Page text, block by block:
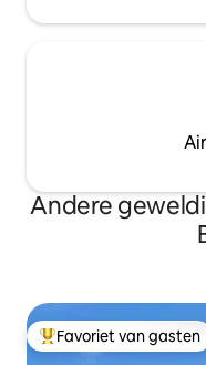
Andere
Topfavoriet van
Favoriet van gasten